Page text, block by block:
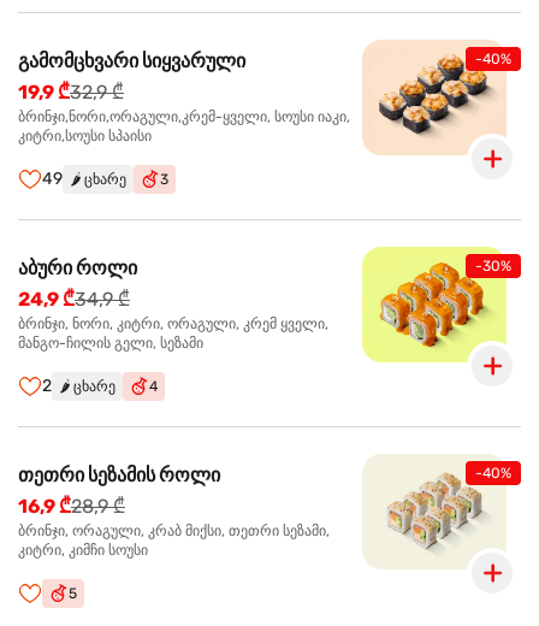
-40%
გამომცხვარი სიყვარული
19,9 ₾32,9 ₾
ბრინჯი,ნორი,ორაგული,კრემ-ყველი, სოუსი იაკი,
კიტრი,სოუსი სპაისი
49 🌶️ ცხარე 3
-30%
აბური როლი
24,9 ₾34,9 ₾
ბრინჯი, ნორი, კიტრი, ორაგული, კრემ ყველი,
მანგო-ჩილის გელი, სეზამი
2 🌶️ ცხარე 4
-40%
თეთრი სეზამის როლი
16,9 ₾28,9 ₾
ბრინჯი, ორაგული, კრაბ მიქსი, თეთრი სეზამი,
კიტრი, კიმჩი სოუსი
5